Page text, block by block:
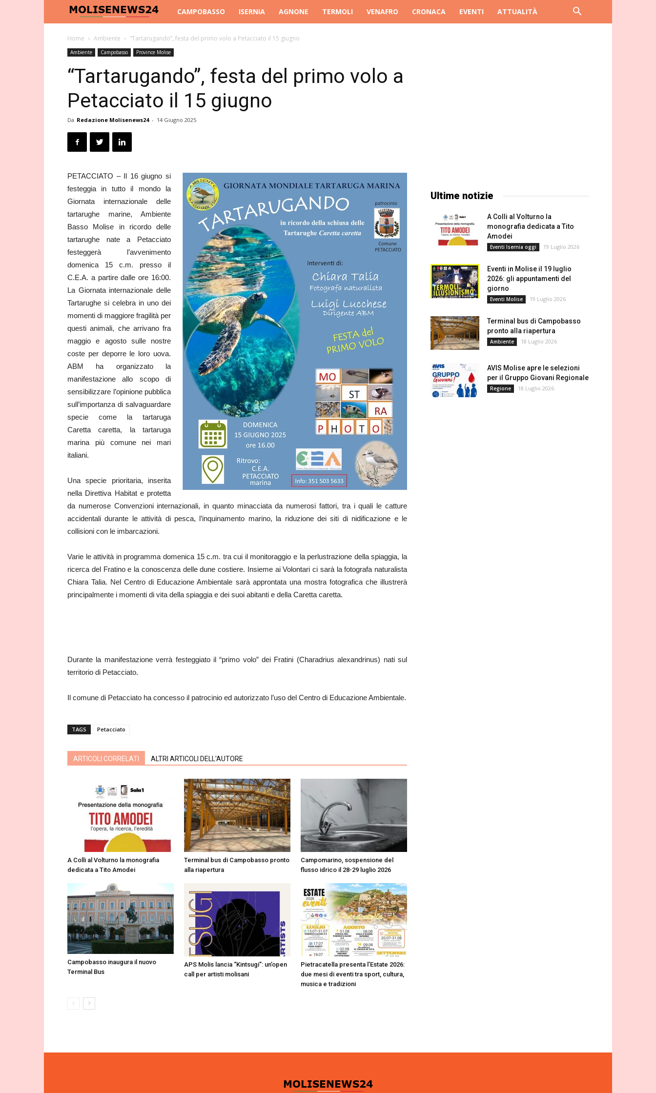
Molise
News
24
CAMPOBASSO ISERNIA AGNONE TERMOLI VENAFRO CRONACA EVENTI ATTUALITÀ
Home Ambiente “Tartarugando”, festa del primo volo a Petacciato il 15 giugno
Ambiente Campobasso Province Molise
“Tartarugando”, festa del primo volo a
Petacciato il 15 giugno
Da Redazione Molisenews24 - 14 Giugno 2025
PETACCIATO – Il 16 giugno si
festeggia in tutto il mondo la
Giornata internazionale delle
tartarughe marine, Ambiente
Basso Molise in ricordo delle
tartarughe nate a Petacciato
festeggerà l’avvenimento
domenica 15 c.m. presso il
C.E.A. a partire dalle ore 16:00.
La Giornata internazionale delle
Tartarughe si celebra in uno dei
momenti di maggiore fragilità per
questi animali, che arrivano fra
maggio e agosto sulle nostre
coste per deporre le loro uova.
ABM ha organizzato la
manifestazione allo scopo di
sensibilizzare l’opinione pubblica
sull’importanza di salvaguardare
specie come la tartaruga
Caretta caretta, la tartaruga
marina più comune nei mari
italiani.
Una specie prioritaria, inserita
nella Direttiva Habitat e protetta
da numerose Convenzioni internazionali, in quanto minacciata da numerosi fattori, tra i quali le catture
accidentali durante le attività di pesca, l’inquinamento marino, la riduzione dei siti di nidificazione e le
collisioni con le imbarcazioni.
Varie le attività in programma domenica 15 c.m. tra cui il monitoraggio e la perlustrazione della spiaggia, la
ricerca del Fratino e la conoscenza delle dune costiere. Insieme ai Volontari ci sarà la fotografa naturalista
Chiara Talia. Nel Centro di Educazione Ambientale sarà approntata una mostra fotografica che illustrerà
principalmente i momenti di vita della spiaggia e dei suoi abitanti e della Caretta caretta.
Durante la manifestazione verrà festeggiato il “primo volo” dei Fratini (Charadrius alexandrinus) nati sul
territorio di Petacciato.
Il comune di Petacciato ha concesso il patrocinio ed autorizzato l’uso del Centro di Educazione Ambientale.
TAGS Petacciato
ARTICOLI CORRELATI ALTRI ARTICOLI DELL'AUTORE
A Colli al Volturno la monografia
dedicata a Tito Amodei
Terminal bus di Campobasso pronto
alla riapertura
Campomarino, sospensione del
flusso idrico il 28-29 luglio 2026
Campobasso inaugura il nuovo
Terminal Bus
APS Molis lancia “Kintsugi”: un’open
call per artisti molisani
Pietracatella presenta l’Estate 2026:
due mesi di eventi tra sport, cultura,
musica e tradizioni
Ultime notizie
A Colli al Volturno la
monografia dedicata a Tito
Amodei
Eventi Isernia oggi 19 Luglio 2026
Eventi in Molise il 19 luglio
2026: gli appuntamenti del
giorno
Eventi Molise 19 Luglio 2026
Terminal bus di Campobasso
pronto alla riapertura
Ambiente 18 Luglio 2026
AVIS Molise apre le selezioni
per il Gruppo Giovani Regionale
Regione 18 Luglio 2026